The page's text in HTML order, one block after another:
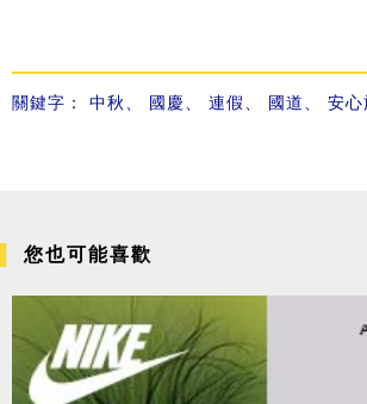
關鍵字： 中秋 國慶 連假 國道 安心
您也可能喜歡